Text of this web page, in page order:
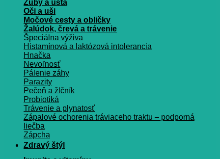
Zuby a ústa
Oči a uši
Močové cesty a obličky
Žalúdok, črevá a trávenie
Špeciálna výživa
Histamínová a laktózová intolerancia
Hnačka
Nevoľnosť
Pálenie záhy
Parazity
Pečeň a žlčník
Probiotiká
Trávenie a plynatosť
Zápalové ochorenia tráviaceho traktu – podporná
liečba
Zápcha
Zdravý štýl